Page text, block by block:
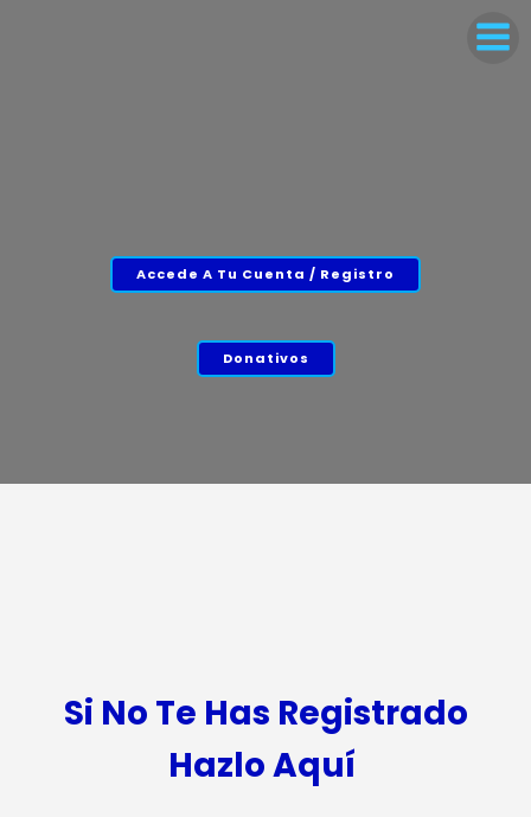
Accede A Tu Cuenta / Registro
Donativos
Si No Te Has Registrado
Hazlo Aquí